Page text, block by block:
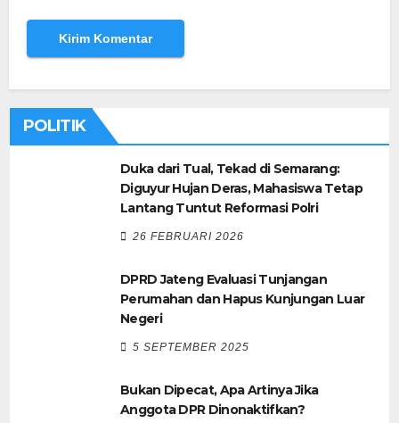
POLITIK
Duka dari Tual, Tekad di Semarang:
Diguyur Hujan Deras, Mahasiswa Tetap
Lantang Tuntut Reformasi Polri
26 FEBRUARI 2026
DPRD Jateng Evaluasi Tunjangan
Perumahan dan Hapus Kunjungan Luar
Negeri
5 SEPTEMBER 2025
Bukan Dipecat, Apa Artinya Jika
Anggota DPR Dinonaktifkan?